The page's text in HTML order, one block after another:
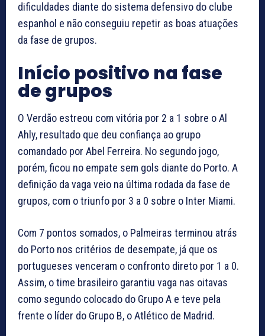
dificuldades diante do sistema defensivo do clube
espanhol e não conseguiu repetir as boas atuações
da fase de grupos.
Início positivo na fase
de grupos
O Verdão estreou com vitória por 2 a 1 sobre o Al
Ahly, resultado que deu confiança ao grupo
comandado por Abel Ferreira. No segundo jogo,
porém, ficou no empate sem gols diante do Porto. A
definição da vaga veio na última rodada da fase de
grupos, com o triunfo por 3 a 0 sobre o Inter Miami.
Com 7 pontos somados, o Palmeiras terminou atrás
do Porto nos critérios de desempate, já que os
portugueses venceram o confronto direto por 1 a 0.
Assim, o time brasileiro garantiu vaga nas oitavas
como segundo colocado do Grupo A e teve pela
frente o líder do Grupo B, o Atlético de Madrid.